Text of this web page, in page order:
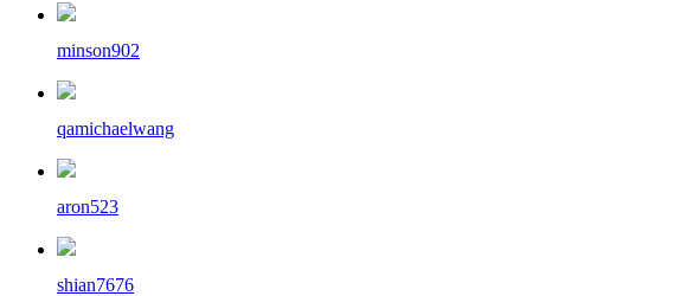
minson902
qamichaelwang
aron523
shian7676